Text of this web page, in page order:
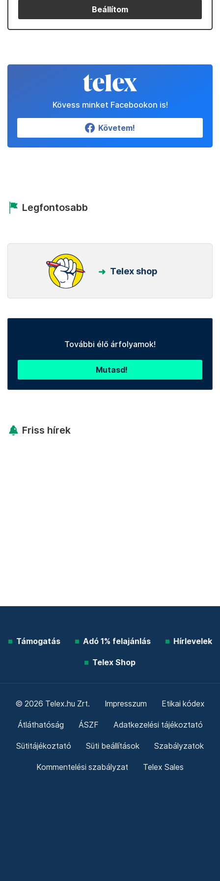
Beállítom
Kövess minket Facebookon is!
Követem!
Legfontosabb
Telex shop
További élő árfolyamok!
Mutasd!
Friss hírek
Támogatás Adó 1% felajánlás Hírlevelek
Telex Shop
© 2026 Telex.hu Zrt. Impresszum Etikai kódex
Átláthatóság ÁSZF Adatkezelési tájékoztató
Sütitájékoztató Süti beállítások Szabályzatok
Kommentelési szabályzat Telex Sales